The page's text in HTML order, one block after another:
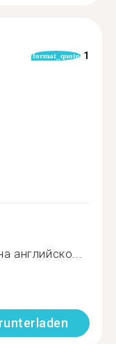
format_quote 1
английско...